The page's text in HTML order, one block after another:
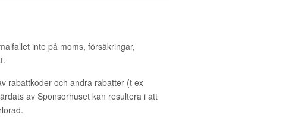
inte på moms, försäkringar,
rabattkoder och andra rabatter (t ex
av Sponsorhuset kan resultera i att